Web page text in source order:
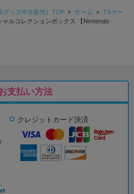
グッズ中古販売）TOP > ゲーム > TVゲー
ルコレクションボックス 【Nintendo
支払い方法
クレジットカード決済